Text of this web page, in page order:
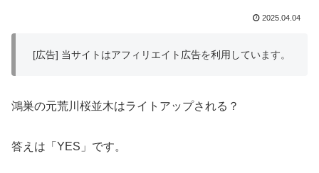
2025.04.04
[広告] 当サイトはアフィリエイト広告を利用しています。
鴻巣の元荒川桜並木はライトアップされる？
答えは「YES」です。